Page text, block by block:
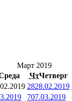
Март 2019
ЧтЧетверг
2828.02.2019
707.03.2019